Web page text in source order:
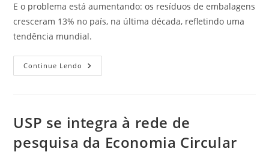
E o problema está aumentando: os resíduos de embalagens
cresceram 13% no país, na última década, refletindo uma
tendência mundial.
Continue Lendo
USP se integra à rede de
pesquisa da Economia Circular